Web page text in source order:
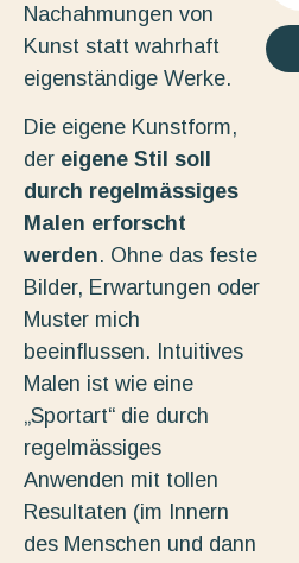
Nachahmungen von
Kunst statt wahrhaft
eigenständige Werke.
Die eigene Kunstform,
der eigene Stil soll
durch regelmässiges
Malen erforscht
werden. Ohne das feste
Bilder, Erwartungen oder
Muster mich
beeinflussen. Intuitives
Malen ist wie eine
„Sportart“ die durch
regelmässiges
Anwenden mit tollen
Resultaten (im Innern
des Menschen und dann